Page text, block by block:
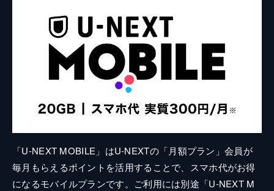
「U-NEXT MOBILE」はU-NEXTの「月額プラン」会員が
毎月もらえるポイントを活用することで、スマホ代がお得
になるモバイルプランです。ご利用には別途「U-NEXT M